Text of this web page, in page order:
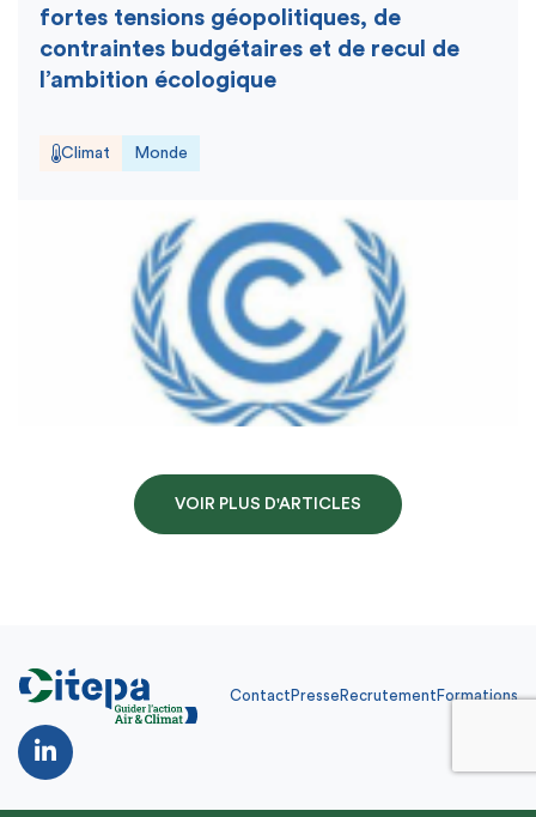
fortes tensions géopolitiques, de
contraintes budgétaires et de recul de
l’ambition écologique
Climat Monde
VOIR PLUS D'ARTICLES
Contact Presse Recrutement Formations